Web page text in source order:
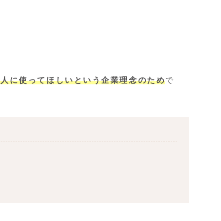
に使ってほしいという企業理念のためで